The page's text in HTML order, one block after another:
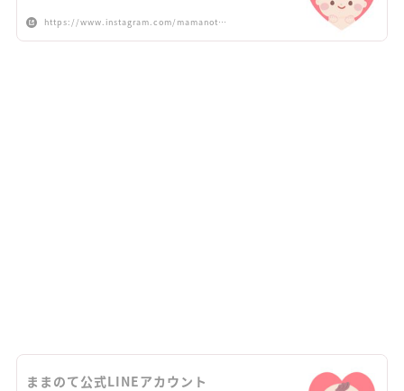
https://www.instagram.com/mamanot…
ままのて公式LINEアカウント